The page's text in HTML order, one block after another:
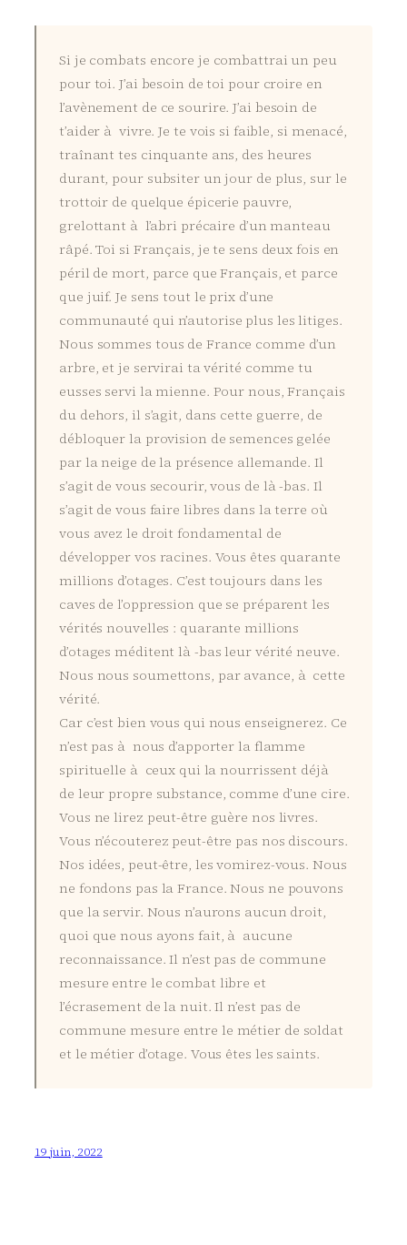
Si je combats encore je combattrai un peu
pour toi. J’ai besoin de toi pour croire en
l’avènement de ce sourire. J’ai besoin de
t’aider à vivre. Je te vois si faible, si menacé,
traînant tes cinquante ans, des heures
durant, pour subsiter un jour de plus, sur le
trottoir de quelque épicerie pauvre,
grelottant à l’abri précaire d’un manteau
râpé. Toi si Français, je te sens deux fois en
péril de mort, parce que Français, et parce
que juif. Je sens tout le prix d’une
communauté qui n’autorise plus les litiges.
Nous sommes tous de France comme d’un
arbre, et je servirai ta vérité comme tu
eusses servi la mienne. Pour nous, Français
du dehors, il s’agit, dans cette guerre, de
débloquer la provision de semences gelée
par la neige de la présence allemande. Il
s’agit de vous secourir, vous de là -bas. Il
s’agit de vous faire libres dans la terre où
vous avez le droit fondamental de
développer vos racines. Vous êtes quarante
millions d’otages. C’est toujours dans les
caves de l’oppression que se préparent les
vérités nouvelles : quarante millions
d’otages méditent là -bas leur vérité neuve.
Nous nous soumettons, par avance, à cette
vérité.
Car c’est bien vous qui nous enseignerez. Ce
n’est pas à nous d’apporter la flamme
spirituelle à ceux qui la nourrissent déjà
de leur propre substance, comme d’une cire.
Vous ne lirez peut-être guère nos livres.
Vous n’écouterez peut-être pas nos discours.
Nos idées, peut-être, les vomirez-vous. Nous
ne fondons pas la France. Nous ne pouvons
que la servir. Nous n’aurons aucun droit,
quoi que nous ayons fait, à aucune
reconnaissance. Il n’est pas de commune
mesure entre le combat libre et
l’écrasement de la nuit. Il n’est pas de
commune mesure entre le métier de soldat
et le métier d’otage. Vous êtes les saints.
19 juin, 2022